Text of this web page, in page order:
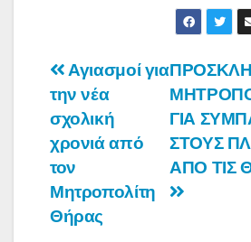
Πλοήγηση
άρθρων
ΓΙΑ
ΣΤΟΥΣ
ΑΠΟ ΤΙΣ
Αγιασμοί για
την νέα
σχολική
χρονιά από
τον
Μητροπολίτη
Θήρας